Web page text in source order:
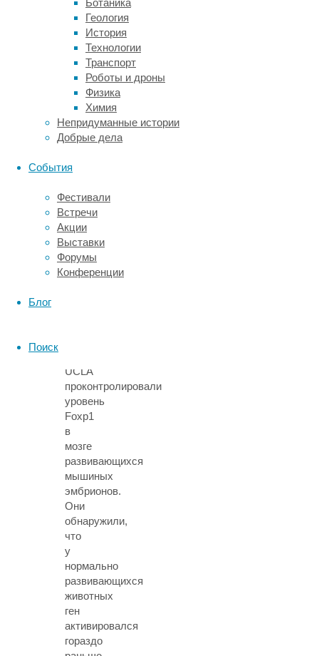
Ботаника
Геология
История
Технологии
Транспорт
Роботы и дроны
Физика
Химия
Непридуманные истории
Добрые дела
События
Фестивали
Встречи
Акции
Выставки
Форумы
Конференции
Блог
Поиск
РАС,
исследователи
обычно
анализировали
его
роль
нейронах
мозга,
не
особого
внимания
на
молодые
клетки-
предшественники.
UCLA
проконтролировали
уровень
Foxp1
в
мозге
развивающихся
мышиных
эмбрионов.
Они
обнаружили,
что
у
нормально
развивающихся
животных
ген
активировался
гораздо